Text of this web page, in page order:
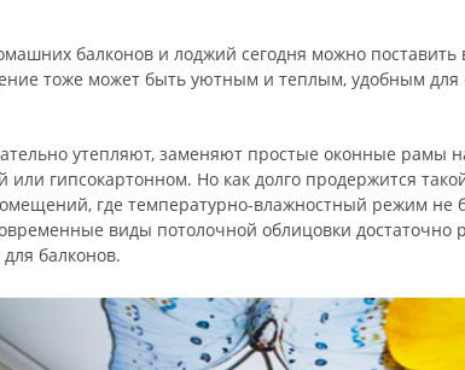
балконов и лоджий сегодня можно
тоже может быть уютным и теплым, удобным для
утепляют, заменяют простые оконные рамы
гипсокартонном. Но как долго продержится
где температурно-влажностный режим не
виды потолочной облицовки достаточно
балконов.